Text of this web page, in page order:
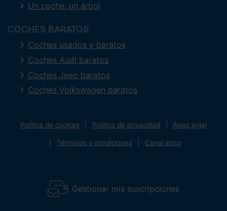
Un coche, un árbol
COCHES BARATOS
Coches usados y baratos
Coches Audi baratos
Coches Jeep baratos
Coches Volkswagen baratos
Política de cookies Política de privacidad Aviso legal
Términos y condiciones Canal ético
Gestionar mis suscripciones